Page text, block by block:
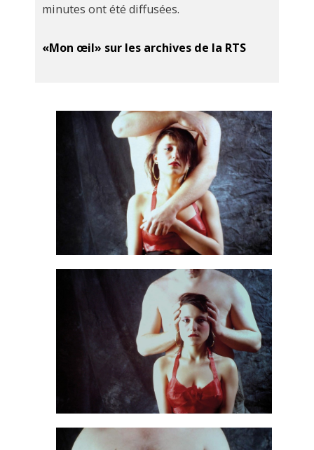
minutes ont été diffusées.
«Mon œil» sur les archives de la RTS